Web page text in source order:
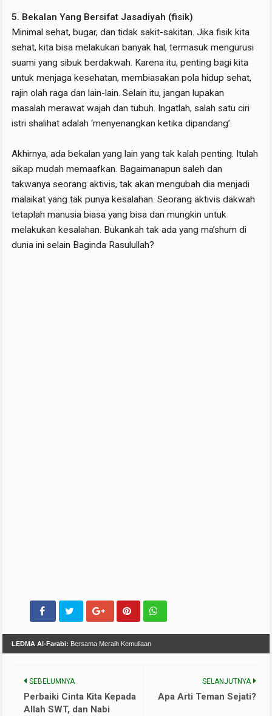
5. Bekalan Yang Bersifat Jasadiyah (fisik)
Minimal sehat, bugar, dan tidak sakit-sakitan. Jika fisik kita
sehat, kita bisa melakukan banyak hal, termasuk mengurusi
suami yang sibuk berdakwah. Karena itu, penting bagi kita
untuk menjaga kesehatan, membiasakan pola hidup sehat,
rajin olah raga dan lain-lain. Selain itu, jangan lupakan
masalah merawat wajah dan tubuh. Ingatlah, salah satu ciri
istri shalihat adalah ‘menyenangkan ketika dipandang’.
Akhirnya, ada bekalan yang lain yang tak kalah penting. Itulah
sikap mudah memaafkan. Bagaimanapun saleh dan
takwanya seorang aktivis, tak akan mengubah dia menjadi
malaikat yang tak punya kesalahan. Seorang aktivis dakwah
tetaplah manusia biasa yang bisa dan mungkin untuk
melakukan kesalahan. Bukankah tak ada yang ma’shum di
dunia ini selain Baginda Rasulullah?
LEDMA Al-Farabi: Bersama Meraih Kemuliaan
SELANJUTNYA
Apa Arti Teman Sejati?
SEBELUMNYA
Perbaiki Cinta Kita Kepada
Allah SWT, dan Nabi